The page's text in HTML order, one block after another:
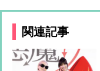
関連記事